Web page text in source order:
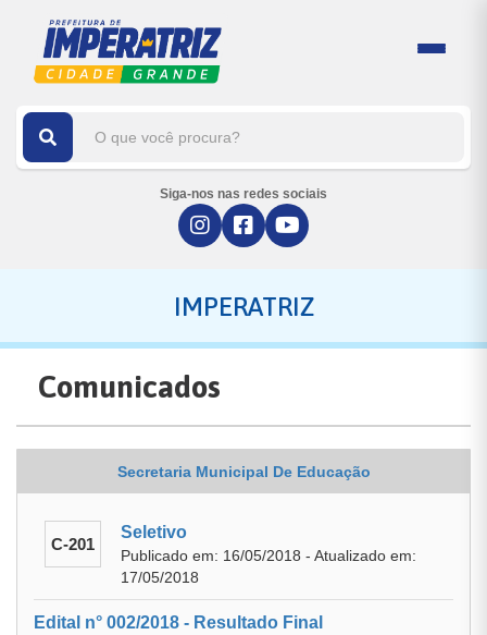
Siga-nos nas redes sociais
IMPERATRIZ
Comunicados
Secretaria Municipal De Educação
C-201
Seletivo
Publicado em: 16/05/2018 - Atualizado em:
17/05/2018
Edital n° 002/2018 - Resultado Final